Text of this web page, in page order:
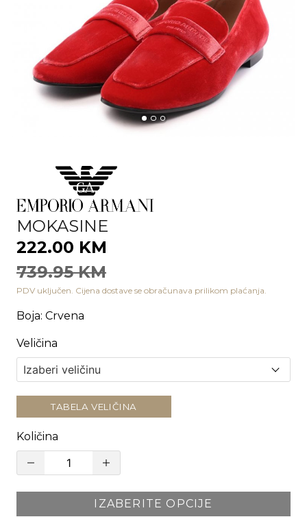
MOKASINE
222.00 KM
739.95 KM
PDV uključen. Cijena dostave se obračunava prilikom plaćanja.
Boja: Crvena
Veličina
TABELA VELIČINA
Količina
IZABERITE OPCIJE